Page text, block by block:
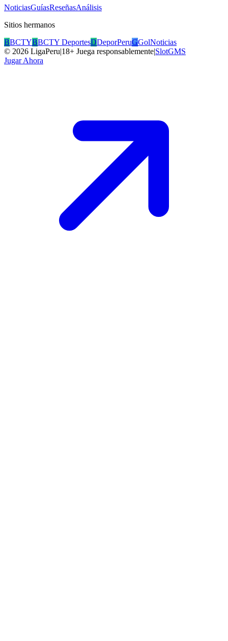
NoticiasGuíasReseñasAnálisis
Sitios hermanos
BBCTYBBCTY DeportesDDeporPeruGGolNoticias
© 2026 LigaPeru|18+ Juega responsablemente|SlotGMS
Jugar Ahora